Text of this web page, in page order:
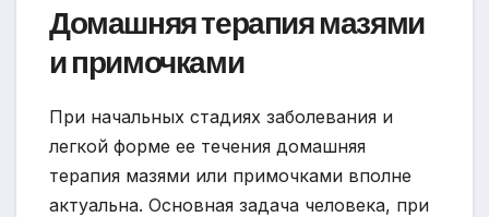
Домашняя терапия мазями
и примочками
При начальных стадиях заболевания и
легкой форме ее течения домашняя
терапия мазями или примочками вполне
актуальна. Основная задача человека, при